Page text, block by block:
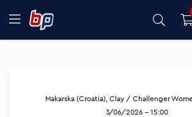
Makarska (Croatia), Clay / Challenger
3/06/2026 - 15:00